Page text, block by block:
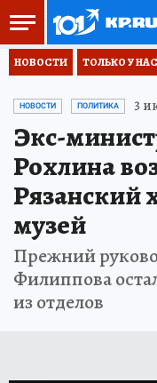
НОВОСТИ ТОЛЬКО У НАС
НОВОСТИ ПОЛИТИКА 3
Экс-
Рохлина
Рязанский
музей
Прежний
Филиппова
из отделов